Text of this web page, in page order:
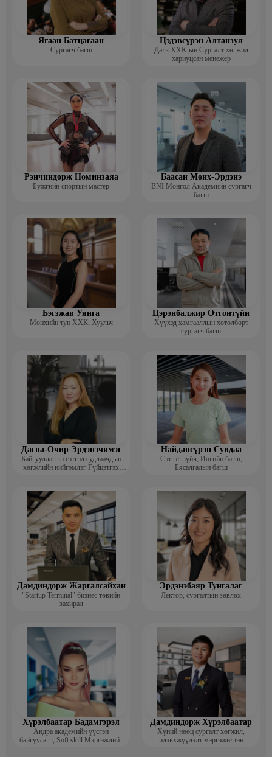
Ягаан Батцагаан
Сургагч багш
Цэдэвсүрэн Алтанзул
Далз ХХК-ын Сургалт хөгжил
хариуцсан менежер
Рэнчиндорж Номинзаяа
Бүжгийн спортын мастер
Баасан Мөнх-Эрдэнэ
BNI Монгол Академийн сургагч
багш
Бэгзжав Уянга
Мөнхийн тун ХХК, Хуульч
Цэрэнбалжир Отгонтүйн
Хүүхэд хамгааллын хөтөлбөрт
сургагч багш
Дагва-Очир Эрдэнэчимэг
Байгууллагын сэтгэл судлаачдын
хөгжлийн нийгэмлэг Гүйцэтгэх
Найдансүрэн Сувдаа
Сэтгэл зүйч, Иогийн багш,
Бясалгалын багш
Дамдиндорж Жаргалсайхан
"Startup Terminal" бизнес төвийн
захирал
Эрдэнэбаяр Тунгалаг
Лектор, сургалтын зөвлөх
Хүрэлбаатар Бадамгэрэл
Андра академийн үүсгэн
байгуулагч, Soft skill Мэргэжлийн
Дамдиндорж Хүрэлбаатар
Хүний нөөц сургалт хөгжил,
идэвхжүүлэлт мэргэжилтэн